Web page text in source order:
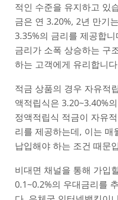
적인 수준을 유지하고 있
금은 연 3.20%, 2년 만기
3.35%의 금리를 제공합
금리가 소폭 상승하는 구
하는 고객에게 유리합니
적금 상품의 경우 자유적
액적립식은 3.20~3.40%
정액적립식 적금이 자유
리를 제공하는데, 이는 매
납입해야 하는 조건 때문
비대면 채널을 통해 가입
0.1~0.2%의 우대금리를